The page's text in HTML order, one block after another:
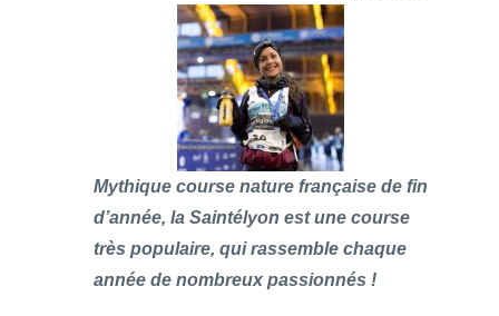
Mythique course nature française de fin
d’année, la Saintélyon est une course
très populaire, qui rassemble chaque
année de nombreux passionnés !